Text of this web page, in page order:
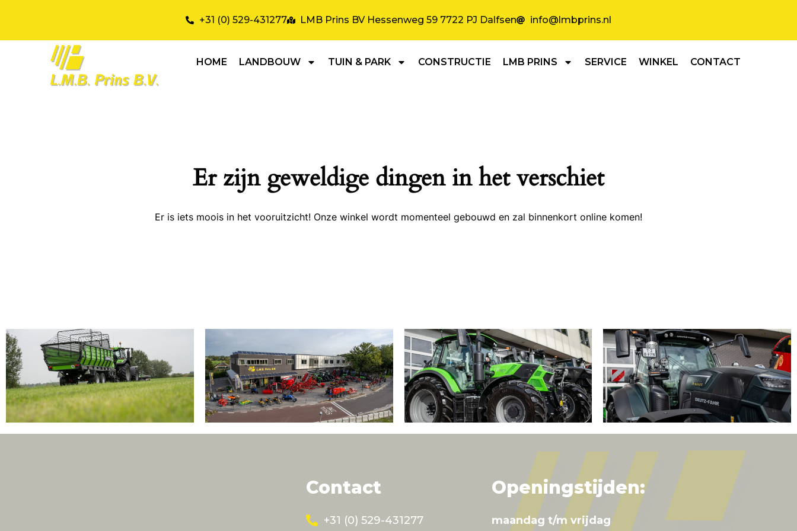
+31 (0) 529-431277 LMB Prins BV Hessenweg 59 7722 PJ Dalfsen info@lmbprins.nl
HOME LANDBOUW TUIN & PARK CONSTRUCTIE LMB PRINS SERVICE WINKEL CONTACT
Er zijn geweldige dingen in het verschiet
Er is iets moois in het vooruitzicht! Onze winkel wordt momenteel gebouwd en zal binnenkort online komen!
Contact
+31 (0) 529-431277
Openingstijden:
maandag t/m vrijdag